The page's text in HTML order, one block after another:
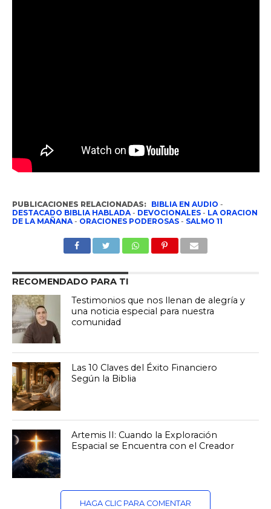
PUBLICACIONES RELACIONADAS: BIBLIA EN AUDIO -
DESTACADO BIBLIA HABLADA- DEVOCIONALES- LA ORACION
DE LA MAÑANA- ORACIONES PODEROSAS- SALMO 11
RECOMENDADO PARA TI
Testimonios que nos llenan de alegría y
una noticia especial para nuestra
comunidad
Las 10 Claves del Éxito Financiero
Según la Biblia
Artemis II: Cuando la Exploración
Espacial se Encuentra con el Creador
HAGA CLIC PARA COMENTAR